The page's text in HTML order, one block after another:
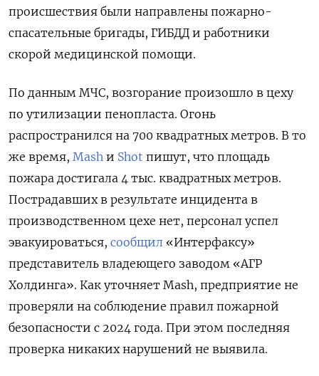
происшествия были направлены пожарно-
спасательные бригады, ГИБДД и работники
скорой медицинской помощи.
По данным МЧС, возгорание произошло в цеху
по утилизации пенопласта. Огонь
распространился на 700 квадратных метров. В то
же время, Mash и Shot пишут, что площадь
пожара достигала 4 тыс. квадратных метров.
Пострадавших в результате инцидента в
производственном цехе нет, персонал успел
эвакуироваться, сообщил «Интерфаксу»
представитель владеющего заводом «АГР
Холдинга». Как уточняет Mash, предприятие не
проверяли на соблюдение правил пожарной
безопасности с 2024 года. При этом последняя
проверка никаких нарушений не выявила.